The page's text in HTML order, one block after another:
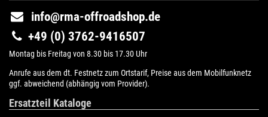
info@rma-offroadshop.de
+49 (0) 3762-9416507
Montag bis Freitag von 8.30 bis 17.30 Uhr
Anrufe aus dem dt. Festnetz zum Ortstarif, Preise aus dem Mobilfunknetz
ggf. abweichend (abhängig vom Provider).
Ersatzteil Kataloge